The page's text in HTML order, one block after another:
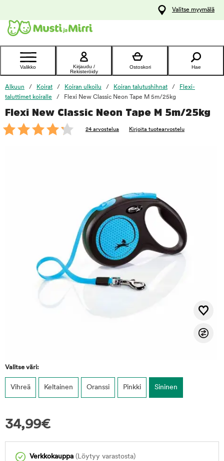
Ota yhteyttä
asiakaspalveluun
Valitse myymälä
Valikko
Kirjaudu /
Rekisteröidy
Ostoskori Hae
Alkuun Koirat Koiran ulkoilu Koiran talutushihnat
Flexi-
taluttimet koiralle
Flexi New Classic Neon Tape M 5m/25kg
Flexi New Classic Neon Tape M 5m/25kg
24 arvostelua Kirjoita tuotearvostelu
Valitse väri:
Vihreä Keltainen Oranssi Pinkki Sininen
34,99€
Verkkokauppa (Löytyy varastosta)
foo